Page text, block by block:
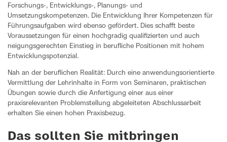
Forschungs-, Entwicklungs-, Planungs- und
Umsetzungskompetenzen. Die Entwicklung Ihrer Kompetenzen für
Führungsaufgaben wird ebenso gefördert. Dies schafft beste
Voraussetzungen für einen hochgradig qualifizierten und auch
neigungsgerechten Einstieg in berufliche Positionen mit hohem
Entwicklungspotenzial.
Nah an der beruflichen Realität: Durch eine anwendungsorientierte
Vermittlung der Lehrinhalte in Form von Seminaren, praktischen
Übungen sowie durch die Anfertigung einer aus einer
praxisrelevanten Problemstellung abgeleiteten Abschlussarbeit
erhalten Sie einen hohen Praxisbezug.
Das sollten Sie mitbringen